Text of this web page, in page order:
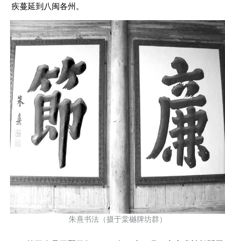
疾蔓延到八闽各州。
朱熹书法（摄于棠樾牌坊群）